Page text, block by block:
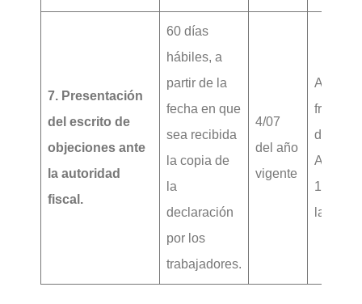
7. Presentación
del escrito de
objeciones ante
la autoridad
fiscal.
60 días
hábiles, a
partir de la
fecha en que
sea recibida
la copia de
la
declaración
por los
trabajadores.
4/07
del año
vigente
Artículo
fracción
de los
121 y
la LFT